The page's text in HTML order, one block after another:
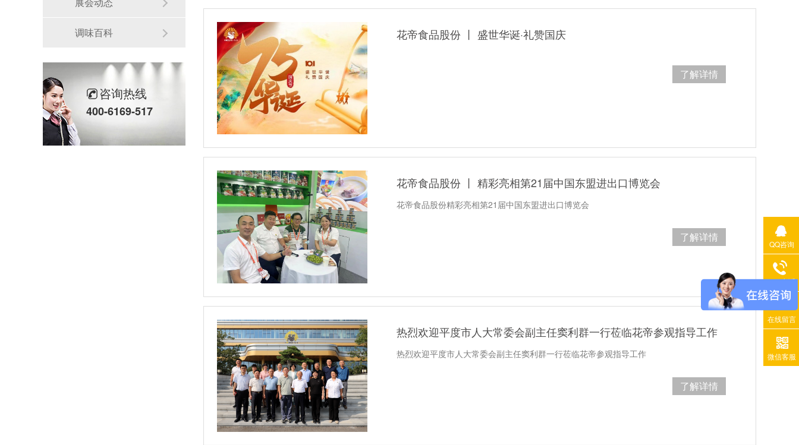
花帝食品股份 丨 盛世华诞·礼赞国庆
了解详情
花帝食品股份 丨 精彩亮相第21届中国东盟进出口博览会
花帝食品股份精彩亮相第21届中国东盟进出口博览会
了解详情
热烈欢迎平度市人大常委会副主任窦利群一行莅临花帝参观指导工作
热烈欢迎平度市人大常委会副主任窦利群一行莅临花帝参观指导工作
了解详情
调味百科
咨询热线
400-6169-517
QQ咨询
400电话
在线留言
微信客服